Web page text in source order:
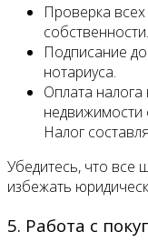
Проверка
собственности.
Подписание
нотариуса.
Оплата
недвижимости
Налог
Убедитесь, что все
избежать
5. Работа с